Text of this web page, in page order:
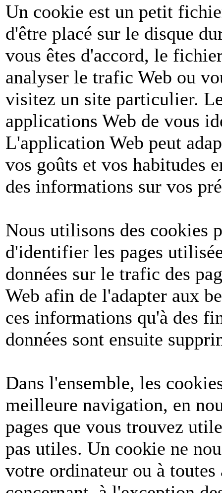
Un cookie est un petit
d'être placé sur le disque
vous êtes d'accord, le
analyser le trafic Web ou
visitez un site particulier.
applications Web de vous
L'application Web peut
vos goûts et vos habitudes
des informations sur vos
Nous utilisons des cookies
d'identifier les pages
données sur le trafic des
Web afin de l'adapter aux
ces informations qu'à des
données sont ensuite
Dans l'ensemble, les
meilleure navigation, en
pages que vous trouvez
pas utiles. Un cookie ne
votre ordinateur ou à